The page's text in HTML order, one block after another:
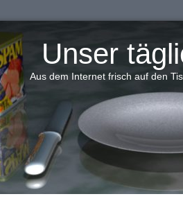
Unser
Aus dem Internet frisch auf den